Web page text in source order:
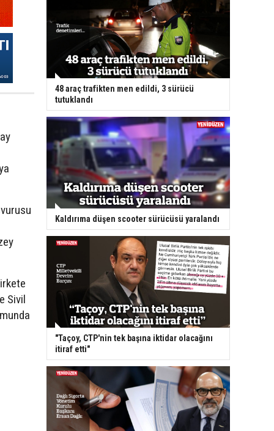
Sivil
48 araç trafikten men edildi, 3 sürücü
tutuklandı
Kaldırıma düşen scooter sürücüsü yaralandı
"Taçoy, CTP'nin tek başına iktidar olacağını
itiraf etti"